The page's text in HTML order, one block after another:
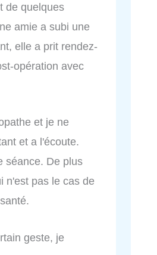
de quelques
amie a subi une
elle a prit rendez-
opération avec
et je ne
et a l'écoute.
séance. De plus
n'est pas le cas de
geste, je